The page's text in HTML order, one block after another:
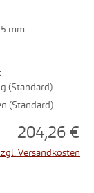
mm
(Standard)
(Standard)
204,26 €
Versandkosten